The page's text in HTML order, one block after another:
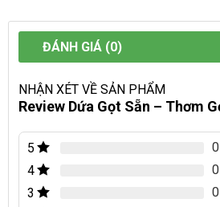
ĐÁNH GIÁ (0)
NHẬN XÉT VỀ SẢN PHẨM
Review Dứa Gọt Sẵn – Thơm
5
4
3